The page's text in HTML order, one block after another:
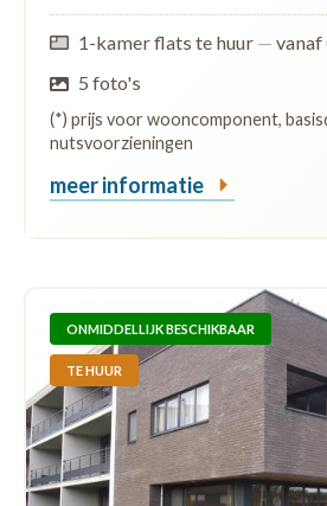
1-kamer flats te huur — vanaf
5 foto's
(*) prijs voor wooncomponent,
nutsvoorzieningen
meer informatie
ONMIDDELLIJK BESCHIKBAAR
TE HUUR